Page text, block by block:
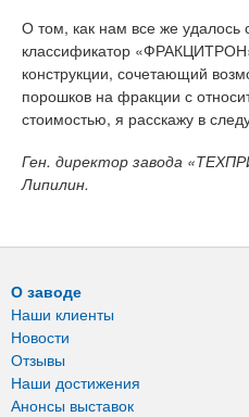
О том, как нам все же удалось
классификатор
конструкции, сочетающий
порошков на фракции с
стоимостью, я расскажу в
Ген. директор завода
Липилин.
О заводе
Наши клиенты
Новости
Отзывы
Наши достижения
Анонсы выставок